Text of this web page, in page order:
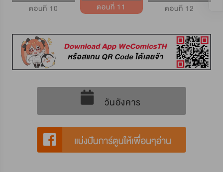
ตอนที่ 10 ตอนที่ 11 ตอนที่ 12
วันอังคาร